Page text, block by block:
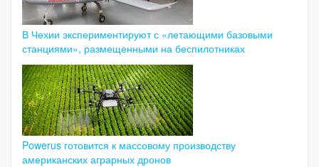
В Чехии экспериментируют с «летающими базовыми
станциями», размещенными на беспилотниках
Powerus готовится к массовому производству
американских аграрных дронов